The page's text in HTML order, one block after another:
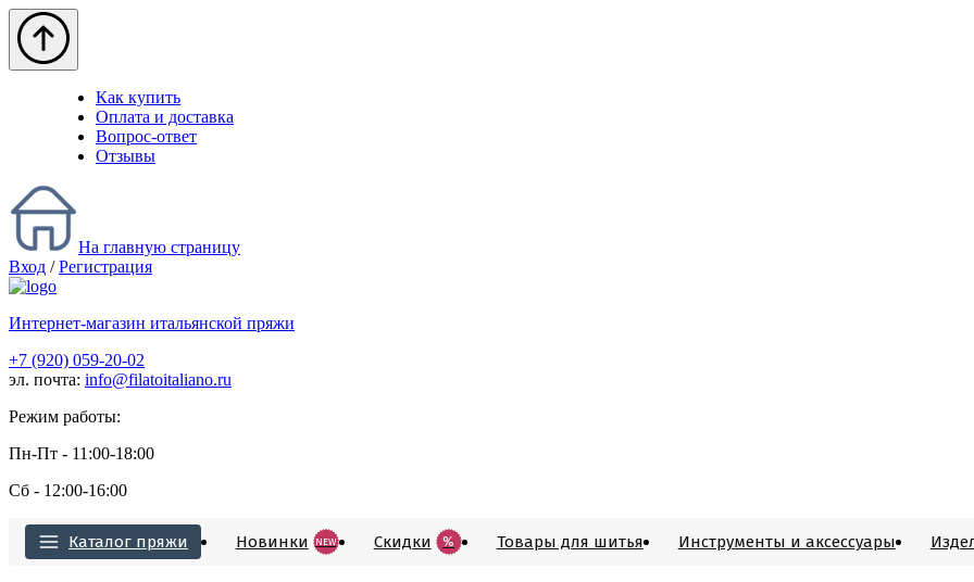
Как купить
Оплата и доставка
Вопрос-ответ
Отзывы
На главную страницу
Вход /Регистрация
Интернет-магазин итальянской пряжи
+7 (920) 059-20-02
эл. почта: info@filatoitaliano.ru
Режим работы:
Пн-Пт - 11:00-18:00
Сб - 12:00-16:00
Каталог пряжи Новинки NEW Cкидки % Товары для шитья Инструменты и аксессуары